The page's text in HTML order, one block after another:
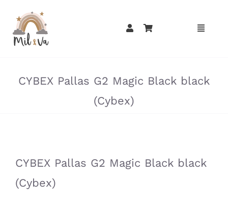
contenu
CYBEX Pallas G2 Magic Black black
(Cybex)
CYBEX Pallas G2 Magic Black black
(Cybex)